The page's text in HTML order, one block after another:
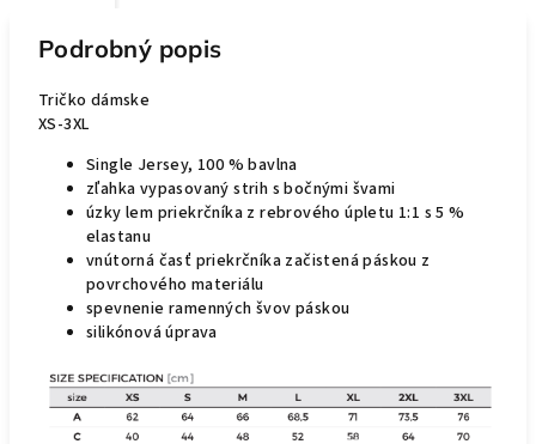
Podrobný popis
Tričko dámske
XS-3XL
Single Jersey, 100 % bavlna
zľahka vypasovaný strih s bočnými švami
úzky lem priekrčníka z rebrového úpletu 1:1 s 5 %
elastanu
vnútorná časť priekrčníka začistená páskou z
povrchového materiálu
spevnenie ramenných švov páskou
silikónová úprava